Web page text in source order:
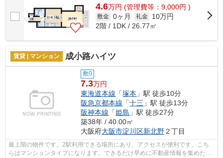
4.6万円 (管理費等：9,000円 )
敷金 0ヶ月 礼金
10万円
2階 / 1DK / 26.77㎡
賃貸 | マンション 成小路ハイツ
敷0
7.3万円
東海道本線 「塚本 」駅 徒歩10分
阪急京都本線 「十三 」駅 徒歩13分
阪神本線 「姫島 」駅 徒歩27分
築38年 / 40.00㎡
大阪府大阪市淀川区新北野２丁目
最上階の物件です。2駅利用できる場所にあり、アクセスが便利です。こち
らはマンションタイプになります。できるだけ早めに不動産情報を集めたい